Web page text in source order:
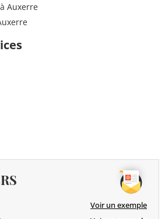
Auxerre
Voir un exemple